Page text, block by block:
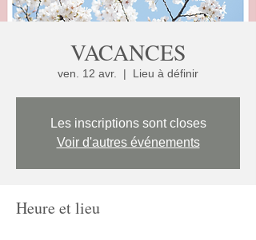
VACANCES
ven. 12 avr.
  |
Lieu à définir
Les inscriptions sont closes
Voir d'autres événements
Heure et lieu